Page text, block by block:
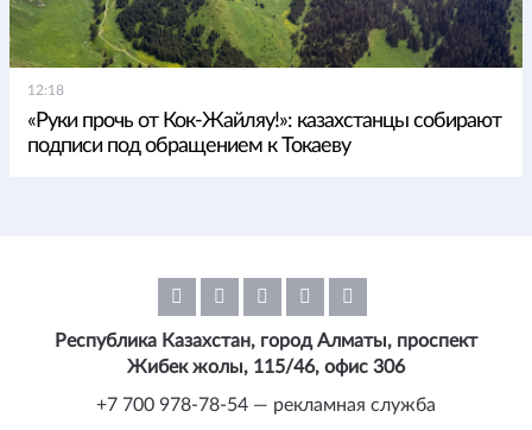
12:18
«Руки прочь от Кок-Жайляу!»: казахстанцы собирают
подписи под обращением к Токаеву
Республика Казахстан, город Алматы, проспект
Жибек жолы, 115/46, офис 306
+7 700 978-78-54 — рекламная служба